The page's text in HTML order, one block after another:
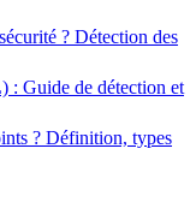
? Détection des
Guide de détection et
? Définition, types